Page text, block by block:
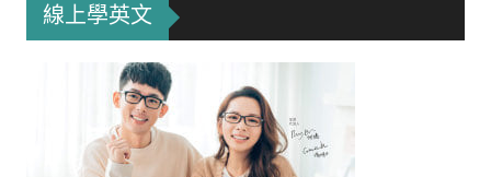
線上學英文